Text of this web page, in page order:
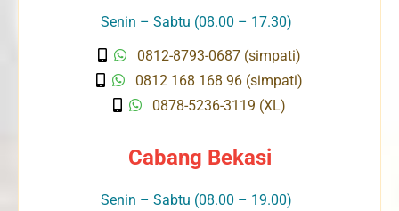
Senin – Sabtu (08.00 – 17.30)
0812-8793-0687 (simpati)
0812 168 168 96 (simpati)
0878-5236-3119 (XL)
Cabang Bekasi
Senin – Sabtu (08.00 – 19.00)